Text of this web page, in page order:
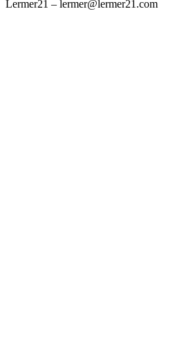
Lermer21 – lermer@lermer21.com